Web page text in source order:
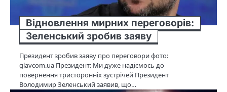
Відновлення мирних переговорів:
Зеленський зробив заяву
Президент зробив заяву про переговори фото:
glavcom.ua Президент: Ми дуже надіємось до
повернення тристоронніх зустрічей Президент
Володимир Зеленський заявив, що…